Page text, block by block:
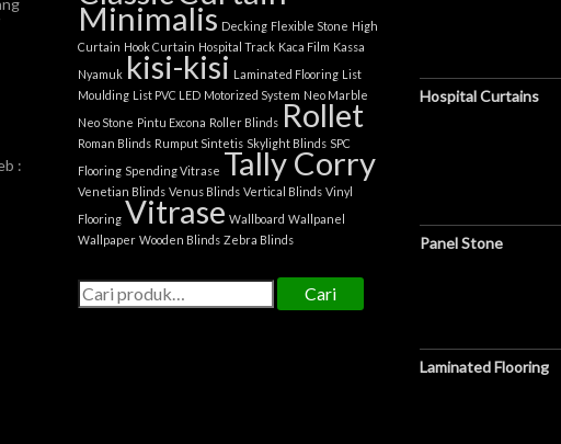
:
Minimalis Decking Flexible Stone High
Curtain Hook Curtain Hospital Track Kaca Film Kassa
Nyamuk kisi-kisi Laminated Flooring List
Moulding List PVC LED Motorized System Neo Marble
Neo Stone Pintu Excona Roller Blinds Rollet
Roman Blinds Rumput Sintetis Skylight Blinds SPC
Flooring Spending Vitrase Tally Corry
Venetian Blinds Venus Blinds Vertical Blinds Vinyl
Flooring Vitrase Wallboard Wallpanel
Wallpaper Wooden Blinds Zebra Blinds
Cari
Hospital Curtains
Panel Stone
Laminated Flooring